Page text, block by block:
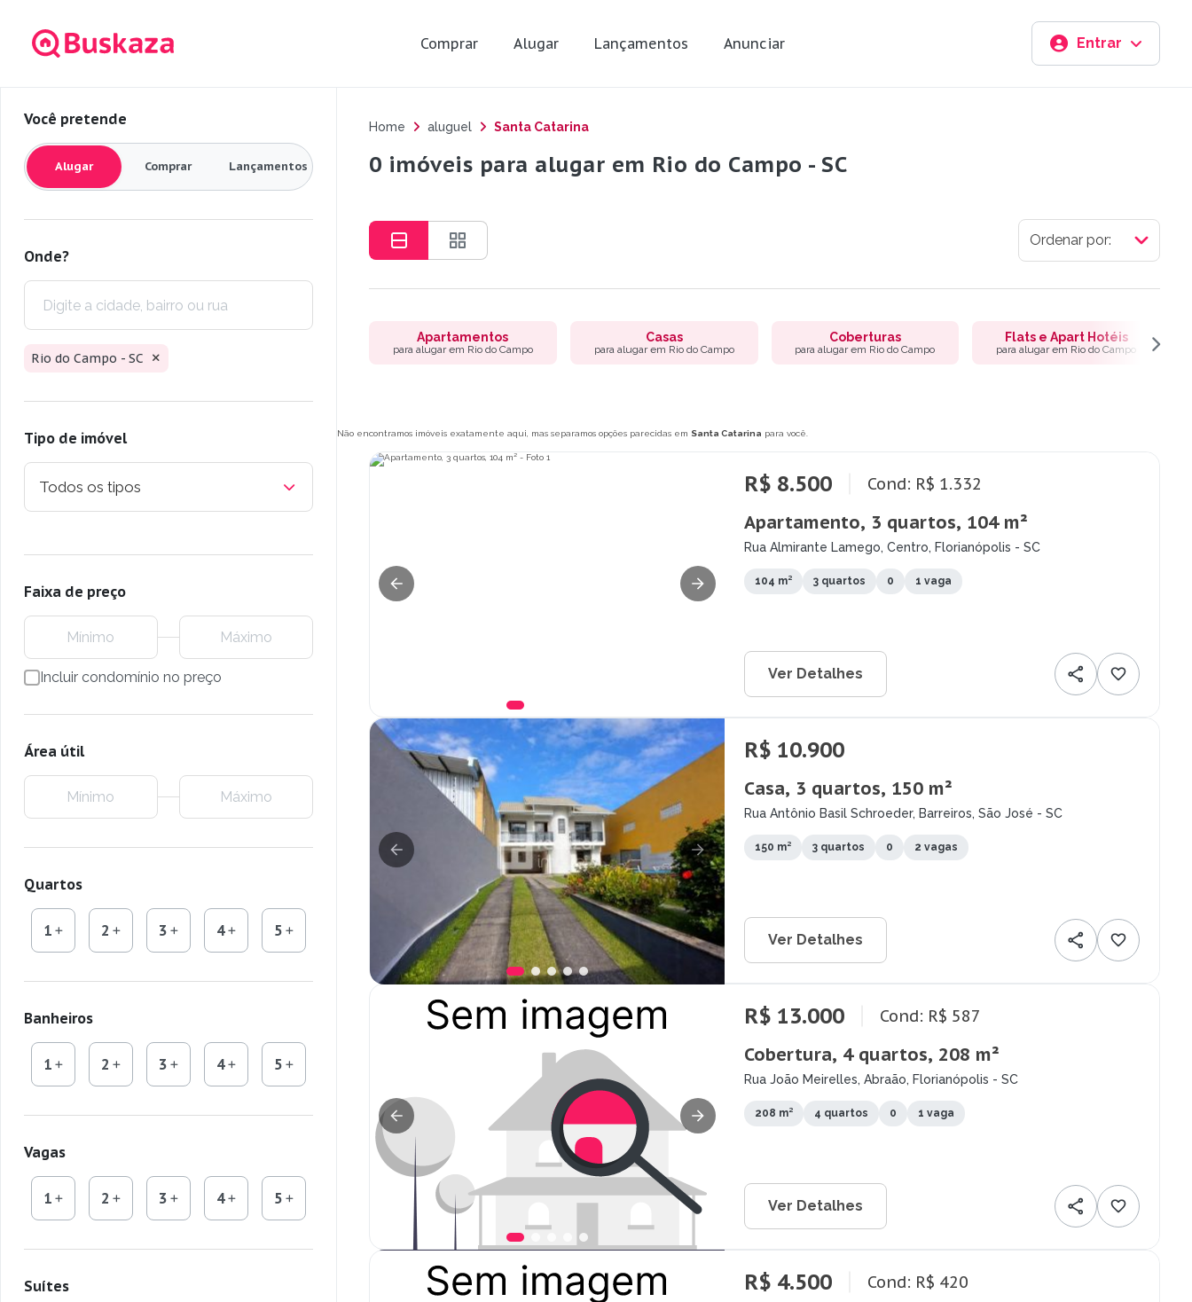
Comprar Alugar Lançamentos Anunciar Entrar
Você pretende
Alugar Comprar Lançamentos
Onde?
Rio do Campo - SC
Tipo de imóvel
Todos os tipos
Faixa de preço
Incluir condomínio no preço
Área útil
Quartos
1 2 3 4 5
Banheiros
1 2 3 4 5
Vagas
1 2 3 4 5
Suítes
Home aluguel Santa Catarina
0 imóveis para alugar em Rio do Campo - SC
Apartamentos
para alugar em Rio do Campo
Casas
para alugar em Rio do Campo
Coberturas
para alugar em Rio do Campo
Flats e Apart Hotéis
para alugar em Rio do Campo
Não encontramos imóveis exatamente aqui, mas separamos opções parecidas em Santa Catarina para você.
R$ 8.500 Cond: R$ 1.332
Apartamento, 3 quartos, 104 m²
Rua Almirante Lamego, Centro, Florianópolis - SC
104 m² 3 quartos 0 1 vaga
Ver Detalhes
R$ 10.900
Casa, 3 quartos, 150 m²
Rua Antônio Basil Schroeder, Barreiros, São José - SC
150 m² 3 quartos 0 2 vagas
Ver Detalhes
R$ 13.000 Cond: R$ 587
Cobertura, 4 quartos, 208 m²
Rua João Meirelles, Abraão, Florianópolis - SC
208 m² 4 quartos 0 1 vaga
Ver Detalhes
R$ 4.500 Cond: R$ 420